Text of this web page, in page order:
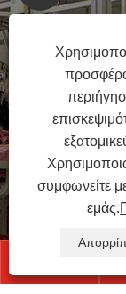
No.98
Κίνα.
Copyright ©
RSS
συμφωνείτε
εμάς.